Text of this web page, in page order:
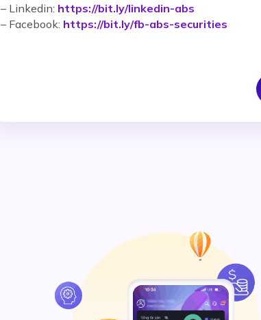
– Linkedin: https://bit.ly/linkedin-abs
– Facebook: https://bit.ly/fb-abs-securities